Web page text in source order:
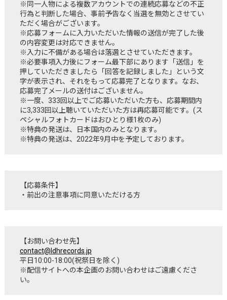
※同一人物による複数アカウントでの連続応募などの不正
行為と判断した場合、事前予告なく当選を無効とさせてい
ただく場合がございます。
※応募フォームに入力いただいた情報の送信が完了した後
の内容変更は対応できません。
※入力に不備がある場合は落選とさせていただきます。
※必要事項入力後にフォーム最下部にあります「送信」を
押していただきましたら「回答を記録しました」という文
字が表示され、それをもって応募完了となります。なお、
応募完了メールの送付はございません。
※一度、333回以上でご応募いただいた方も、応募期間内
に3,333回以上聴いていただいた方は再応募可能です。(ス
ペシャルフォトカードはおひとり様1枚のみ)
※特典の発送は、日本国内のみとなります。
※特典の発送は、2022年9月中を予定しております。
【応募条件】
・前出の注意事項に同意いただける方
【お問い合わせ先】
contact@ldhrecords.jp
平日10:00-18:00(祝祭日を除く)
※配信サイトへの本企画のお問い合わせはご遠慮くださ
い。